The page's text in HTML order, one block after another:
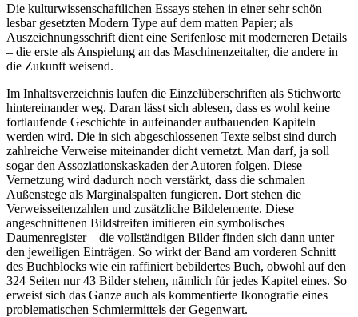
Die kulturwissenschaftlichen Essays stehen in einer sehr schön
lesbar gesetzten Modern Type auf dem matten Papier; als
Auszeichnungsschrift dient eine Serifenlose mit moderneren Details
– die erste als Anspielung an das Maschinenzeitalter, die andere in
die Zukunft weisend.
Im Inhaltsverzeichnis laufen die Einzelüberschriften als Stichworte
hintereinander weg. Daran lässt sich ablesen, dass es wohl keine
fortlaufende Geschichte in aufeinander aufbauenden Kapiteln
werden wird. Die in sich abgeschlossenen Texte selbst sind durch
zahlreiche Verweise miteinander dicht vernetzt. Man darf, ja soll
sogar den Assoziationskaskaden der Autoren folgen. Diese
Vernetzung wird dadurch noch verstärkt, dass die schmalen
Außenstege als Marginalspalten fungieren. Dort stehen die
Verweisseitenzahlen und zusätzliche Bildelemente. Diese
angeschnittenen Bildstreifen imitieren ein symbolisches
Daumenregister – die vollständigen Bilder finden sich dann unter
den jeweiligen Einträgen. So wirkt der Band am vorderen Schnitt
des Buchblocks wie ein raffiniert bebildertes Buch, obwohl auf den
324 Seiten nur 43 Bilder stehen, nämlich für jedes Kapitel eines. So
erweist sich das Ganze auch als kommentierte Ikonografie eines
problematischen Schmiermittels der Gegenwart.